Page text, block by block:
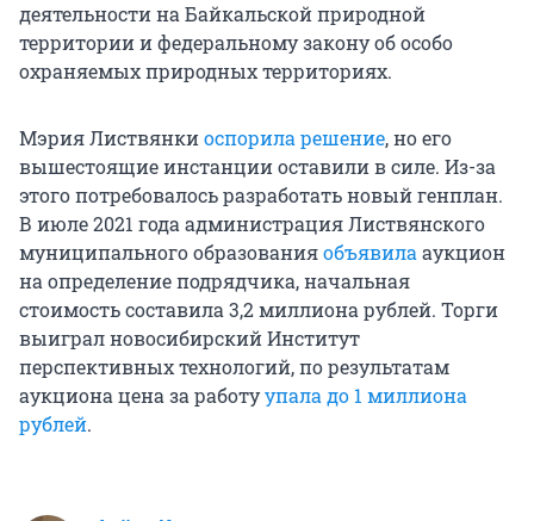
деятельности на Байкальской природной
территории и федеральному закону об особо
охраняемых природных территориях.
Мэрия Листвянкиоспорила решение, но его
вышестоящие инстанции оставили в силе. Из-за
этого потребовалось разработать новый генплан.
В июле 2021 года администрация Листвянского
муниципального образованияобъявилааукцион
на определение подрядчика, начальная
стоимость составила 3,2 миллиона рублей. Торги
выиграл новосибирский Институт
перспективных технологий, по результатам
аукциона цена за работуупала до 1 миллиона
рублей.